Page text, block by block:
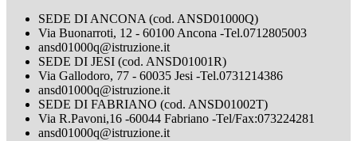
SEDE DI ANCONA (cod. ANSD01000Q)
Via Buonarroti, 12 - 60100 Ancona -Tel.0712805003
ansd01000q@istruzione.it
SEDE DI JESI (cod. ANSD01001R)
Via Gallodoro, 77 - 60035 Jesi -Tel.0731214386
ansd01000q@istruzione.it
SEDE DI FABRIANO (cod. ANSD01002T)
Via R.Pavoni,16 -60044 Fabriano -Tel/Fax:073224281
ansd01000q@istruzione.it